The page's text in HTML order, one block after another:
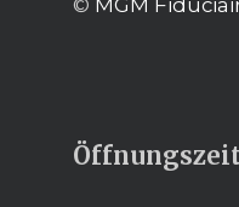
© MGM